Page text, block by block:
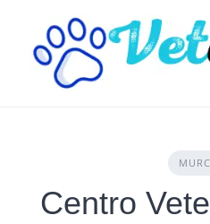
content
Centro